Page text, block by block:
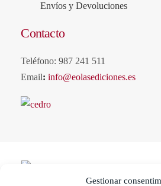
Gestionar
Envíos y Devoluciones
Contacto
Teléfono: 987 241 511
Email:info@eolasediciones.es